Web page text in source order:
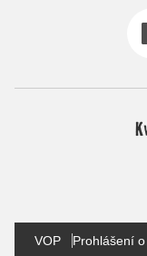
VOP Prohlášení